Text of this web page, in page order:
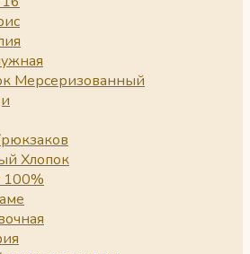
Мерсеризованный
Хлопок